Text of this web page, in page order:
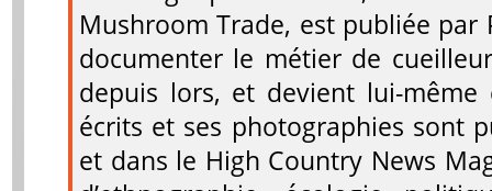
Mushroom Trade, est publiée par
documenter le métier de
depuis lors, et devient lui-même
écrits et ses photographies sont
et dans le High Country News